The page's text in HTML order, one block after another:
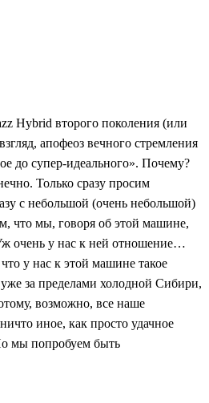
Hybrid второго поколения (или
апофеоз вечного стремления
до супер-идеального». Почему?
Только сразу просим
с небольшой (очень небольшой)
что мы, говоря об этой машине,
очень у нас к ней отношение…
у нас к этой машине такое
за пределами холодной Сибири,
возможно, все наше
иное, как просто удачное
мы попробуем быть